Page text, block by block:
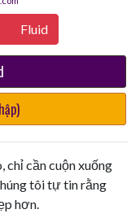
Fluid
chỉ cần cuộn xuống
tôi tự tin rằng
hơn.